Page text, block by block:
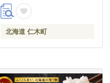
北海道 仁木町